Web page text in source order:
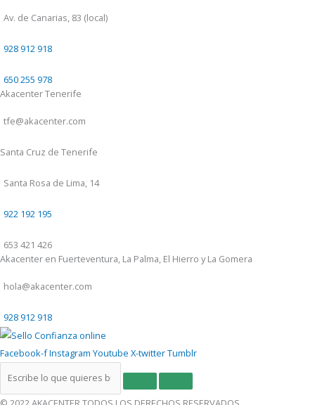
Av. de Canarias, 83 (local)
928 912 918
650 255 978
Akacenter Tenerife
tfe@akacenter.com
Santa Cruz de Tenerife
Santa Rosa de Lima, 14
922 192 195
653 421 426
Akacenter en Fuerteventura, La Palma, El Hierro y La Gomera
hola@akacenter.com
928 912 918
Facebook-fInstagram Youtube X-twitterTumblr